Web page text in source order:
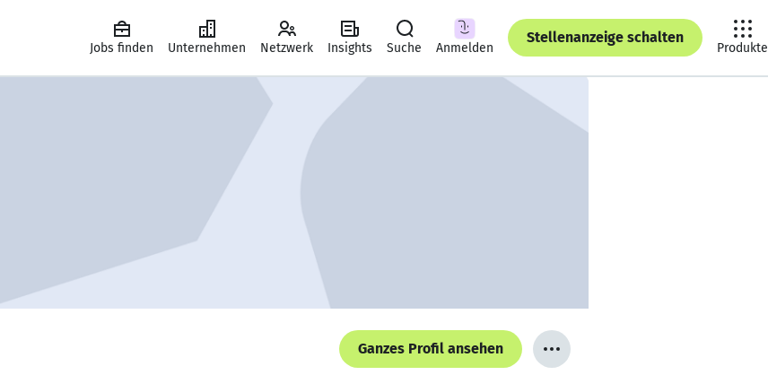
Jobs finden Unternehmen Netzwerk Insights Suche Anmelden
Stellenanzeige schalten
Produkte
Ganzes Profil ansehen